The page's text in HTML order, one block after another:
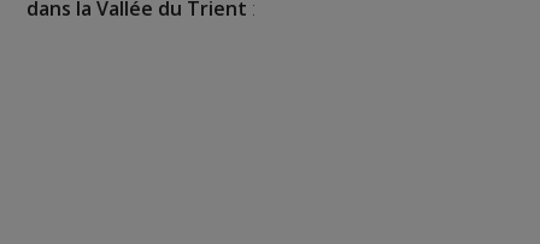
dans la Vallée du Trient :